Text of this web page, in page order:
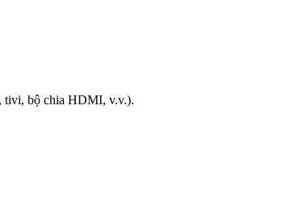
tivi, bộ chia HDMI, v.v.).